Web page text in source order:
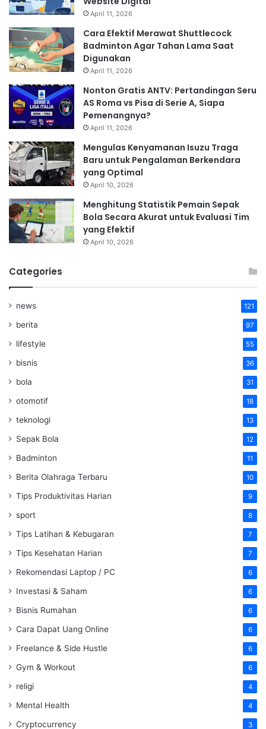
April 11, 2026
Cara Efektif Merawat Shuttlecock
Badminton Agar Tahan Lama Saat
Digunakan
April 11, 2026
Nonton Gratis ANTV: Pertandingan Seru
AS Roma vs Pisa di Serie A, Siapa
Pemenangnya?
April 11, 2026
Mengulas Kenyamanan Isuzu Traga
Baru untuk Pengalaman Berkendara
yang Optimal
April 10, 2026
Menghitung Statistik Pemain Sepak
Bola Secara Akurat untuk Evaluasi Tim
yang Efektif
April 10, 2026
Categories
news 121
berita 97
lifestyle 55
bisnis 36
bola 31
otomotif 18
teknologi 13
Sepak Bola 12
Badminton 11
Berita Olahraga Terbaru 10
Tips Produktivitas Harian 9
sport 8
Tips Latihan & Kebugaran 7
Tips Kesehatan Harian 7
Rekomendasi Laptop / PC 6
Investasi & Saham 6
Bisnis Rumahan 6
Cara Dapat Uang Online 6
Freelance & Side Hustle 6
Gym & Workout 6
religi 4
Mental Health 4
Cryptocurrency 3